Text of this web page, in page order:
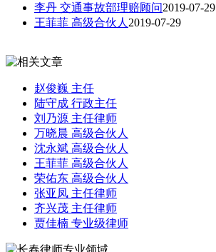
李丹 交通事故部理赔顾问2019-07-29
王菲菲 高级合伙人 2019-07-29
赵俊巍 主任
陆守成 行政主任
刘乃源 主任律师
万晓晨 高级合伙人
沈永斌 高级合伙人
王菲菲 高级合伙人
荣佑东 高级合伙人
张亚凤 主任律师
齐兴茂 主任律师
贾佳楠 专业级律师